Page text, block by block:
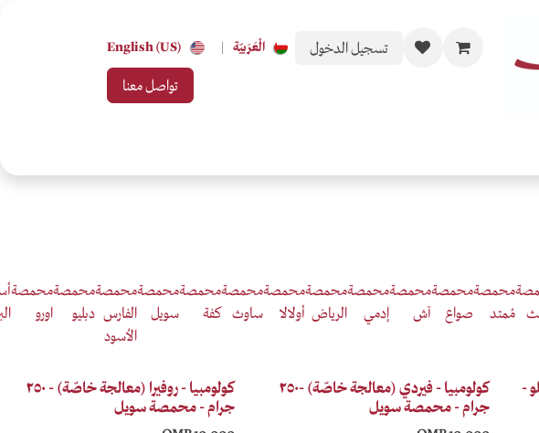
تسجيل الدخول الْعَرَبيّة |
English (US)
تواصل معنا
محمصة
مُمتد
محمصة
صواع
محمصة
آش
محمصة
إدمي
محمصة
الرياض
محمصة
أولالا
محمصة
ساوث
محمصة
كفة
محمصة
سويل
محمصة
الفارس
الأسود
محمصة
دبليو
محمصة
اورو
-
Anaerobic
كولومبيا - فيردي (معالجة خاصّة) -٢٥٠
جرام - محمصة سويل
Anaerobic
كولومبيا - روفيرا (معالجة خاصّة) - ٢٥٠
جرام - محمصة سويل